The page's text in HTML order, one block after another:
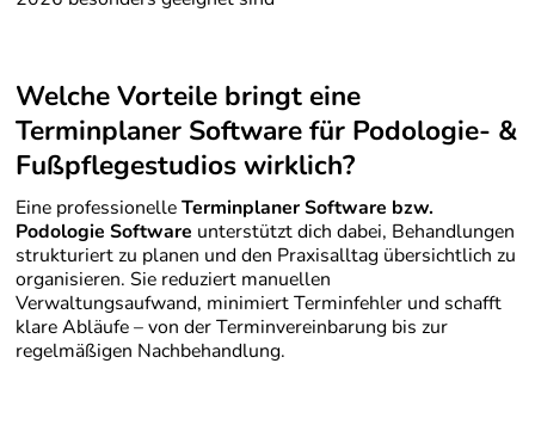
Welche Vorteile bringt eine
Terminplaner Software für Podologie- &
Fußpflegestudios wirklich?
Eine professionelleTerminplaner Software bzw.
Podologie Software unterstützt dich dabei, Behandlungen
strukturiert zu planen und den Praxisalltag übersichtlich zu
organisieren. Sie reduziert manuellen
Verwaltungsaufwand, minimiert Terminfehler und schafft
klare Abläufe – von der Terminvereinbarung bis zur
regelmäßigen Nachbehandlung.